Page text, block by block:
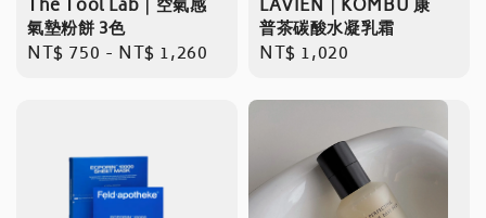
The Tool Lab｜空氣感
氣墊粉餅 3色
Regular
NT$ 750 - NT$ 1,260
LAVIEN｜KOMBU 康
普茶碳酸水凝乳霜
Regular
NT$ 1,020